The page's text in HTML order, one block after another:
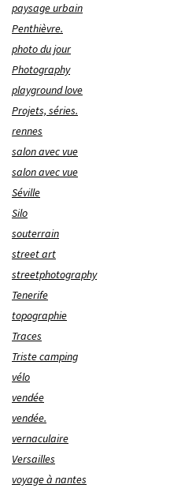
paysage urbain
Penthièvre.
photo du jour
Photography
playground love
Projets, séries.
rennes
salon avec vue
salon avec vue
Séville
Silo
souterrain
street art
streetphotography
Tenerife
topographie
Traces
Triste camping
vélo
vendée
vendée.
vernaculaire
Versailles
voyage à nantes